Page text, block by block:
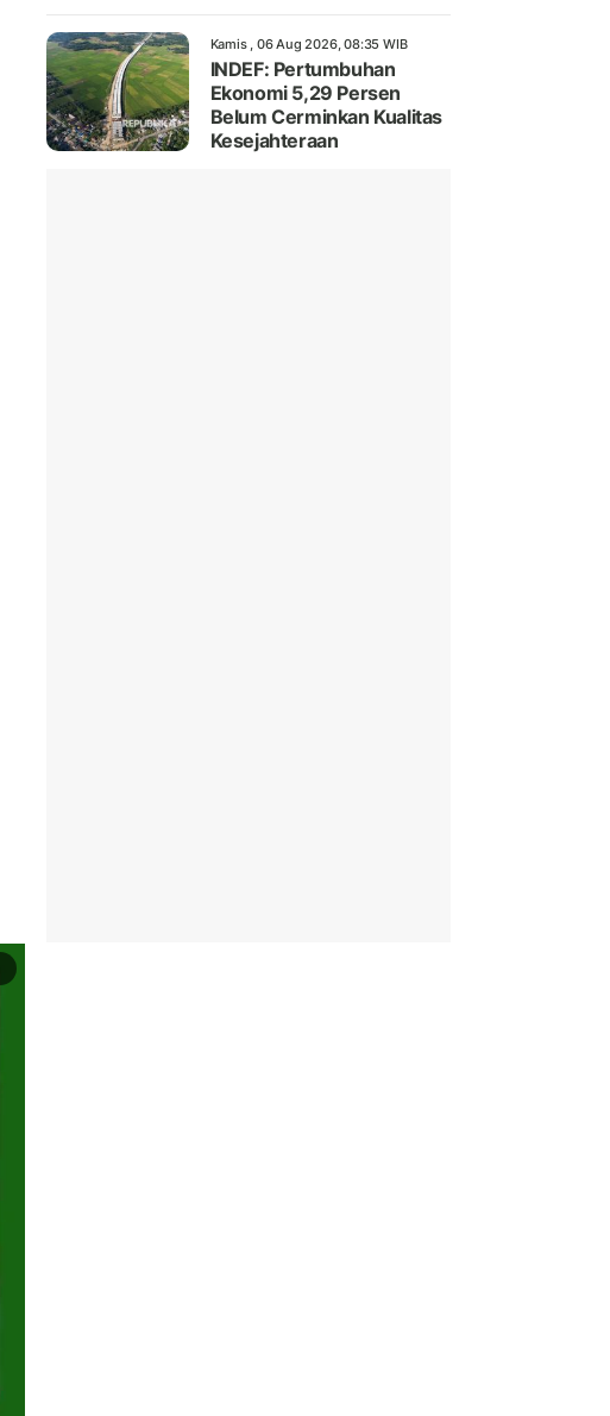
Kamis , 06 Aug 2026, 08:35 WIB
INDEF: Pertumbuhan
Ekonomi 5,29 Persen
Belum Cerminkan Kualitas
Kesejahteraan